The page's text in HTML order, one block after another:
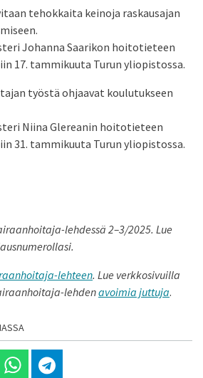
tehokkaita keinoja raskausajan
Johanna Saarikon hoitotieteen
17. tammikuuta Turun yliopistossa.
työstä ohjaavat koulutukseen
Niina Glereanin hoitotieteen
31. tammikuuta Turun yliopistossa.
lehdessä 2–3/2025. Lue
lehteen. Lue verkkosivuilla
lehdenavoimia juttuja.
Jaa Whatsappissa
Jaa Telegramissa